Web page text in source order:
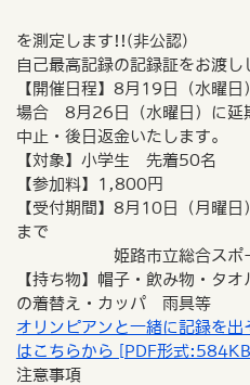
を測定します!!(非公認)
自己最高記録の記録証をお渡し
【開催日程】8月19日（水曜
場合 8月26日（水曜日）に延
中止・後日返金いたします。
【対象】小学生 先着50名
【参加料】1,800円
【受付期間】8月10日（月曜
まで
姫路市立総合スポーツ
【持ち物】帽子・飲み物・タ
の着替え・カッパ 雨具等
オリンピアンと一緒に記録を
はこちらから [PDF形式:584KB]
注意事項